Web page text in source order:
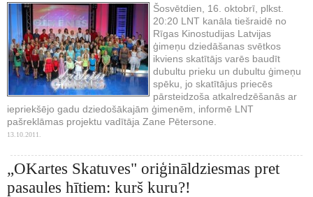
Šosvētdien, 16. oktobrī, plkst.
20:20 LNT kanāla tiešraidē no
Rīgas Kinostudijas Latvijas
ģimeņu dziedāšanas svētkos
ikviens skatītājs varēs baudīt
dubultu prieku un dubultu ģimeņu
spēku, jo skatītājus priecēs
pārsteidzoša atkalredzēšanās ar
iepriekšējo gadu dziedošākajām ģimenēm, informē LNT
pašreklāmas projektu vadītāja Zane Pētersone.
13.10.2011.
„OKartes Skatuves" oriģināldziesmas pret
pasaules hītiem: kurš kuru?!